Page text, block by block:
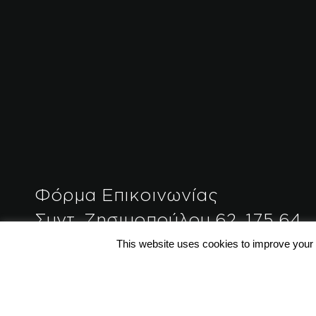
Φόρμα Επικοινωνίας
Συντ. Ζησιμοπούλου 62, 175 64
Π.Φάληρο, Αθήνα, Ελλάδα
This website uses cookies to improve